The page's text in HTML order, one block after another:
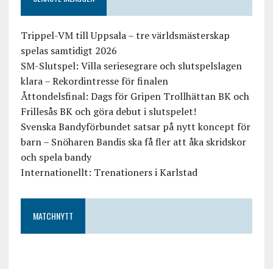
Trippel-VM till Uppsala – tre världsmästerskap
spelas samtidigt 2026
SM-Slutspel: Villa seriesegrare och slutspelslagen
klara – Rekordintresse för finalen
Åttondelsfinal: Dags för Gripen Trollhättan BK och
Frillesås BK och göra debut i slutspelet!
Svenska Bandyförbundet satsar på nytt koncept för
barn – Snöharen Bandis ska få fler att åka skridskor
och spela bandy
Internationellt: Trenationers i Karlstad
MATCHNYTT